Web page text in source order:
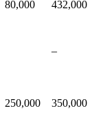
80,000 432,000
–
250,000 350,000